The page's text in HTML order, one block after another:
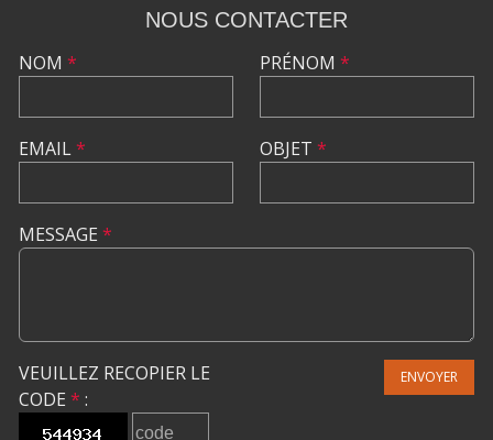
NOUS CONTACTER
NOM *
EMAIL*
PRÉNOM *
OBJET *
MESSAGE *
VEUILLEZ RECOPIER LE
CODE * :
ENVOYER